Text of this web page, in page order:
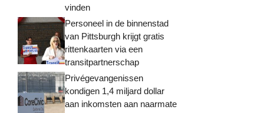
vinden
Personeel in de binnenstad
van Pittsburgh krijgt gratis
rittenkaarten via een
transitpartnerschap
Privégevangenissen
kondigen 1,4 miljard dollar
aan inkomsten aan naarmate